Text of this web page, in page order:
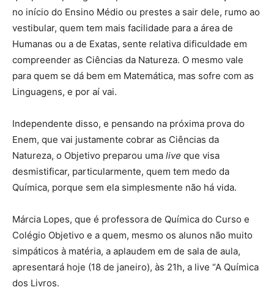
no início do Ensino Médio ou prestes a sair dele, rumo ao
vestibular, quem tem mais facilidade para a área de
Humanas ou a de Exatas, sente relativa dificuldade em
compreender as Ciências da Natureza. O mesmo vale
para quem se dá bem em Matemática, mas sofre com as
Linguagens, e por aí vai.
Independente disso, e pensando na próxima prova do
Enem, que vai justamente cobrar as Ciências da
Natureza, o Objetivo preparou uma live que visa
desmistificar, particularmente, quem tem medo da
Química, porque sem ela simplesmente não há vida.
Márcia Lopes, que é professora de Química do Curso e
Colégio Objetivo e a quem, mesmo os alunos não muito
simpáticos à matéria, a aplaudem em de sala de aula,
apresentará hoje (18 de janeiro), às 21h, a live “A Química
dos Livros.